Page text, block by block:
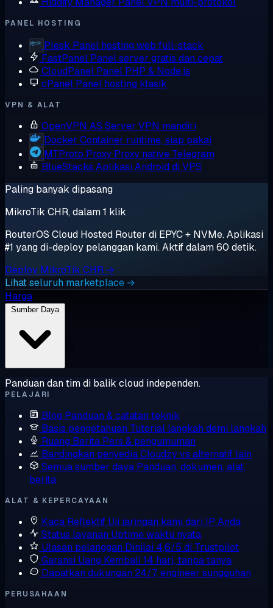
PANEL HOSTING
Plesk Panel hosting web full-stack
FastPanel Panel server gratis dan cepat
CloudPanel Panel PHP & Node.js
cPanel Panel hosting klasik
VPN & ALAT
OpenVPN AS Server VPN mandiri
Docker Container runtime, siap pakai
MTProto Proxy Proxy native Telegram
BlueStacks Aplikasi Android di VPS
Paling banyak dipasang
MikroTik CHR, dalam 1 klik
RouterOS Cloud Hosted Router di EPYC + NVMe. Aplikasi
#1 yang di-deploy pelanggan kami. Aktif dalam 60 detik.
Deploy MikroTik CHR →
Lihat seluruh marketplace →
Harga
Sumber Daya
Panduan dan tim di balik cloud independen.
PELAJARI
Blog Panduan & catatan teknik
Basis pengetahuan Tutorial langkah demi langkah
Ruang Berita Pers & pengumuman
Bandingkan penyediaCloudzy vs alternatif lain
Semua sumber daya Panduan, dokumen, alat,
berita
ALAT & KEPERCAYAAN
Kaca Reflektif Uji jaringan kami dari IP Anda
Status layanan Uptime waktu nyata
Ulasan pelanggan Dinilai 4,6/5 di Trustpilot
Garansi Uang Kembali 14 hari, tanpa tanya
Dapatkan dukungan 24/7, engineer sungguhan
PERUSAHAAN